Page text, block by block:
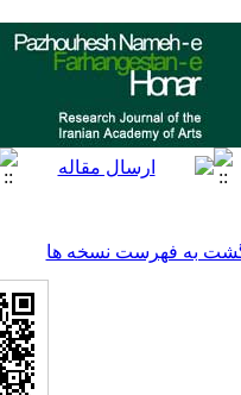
به فهرست نسخه ها